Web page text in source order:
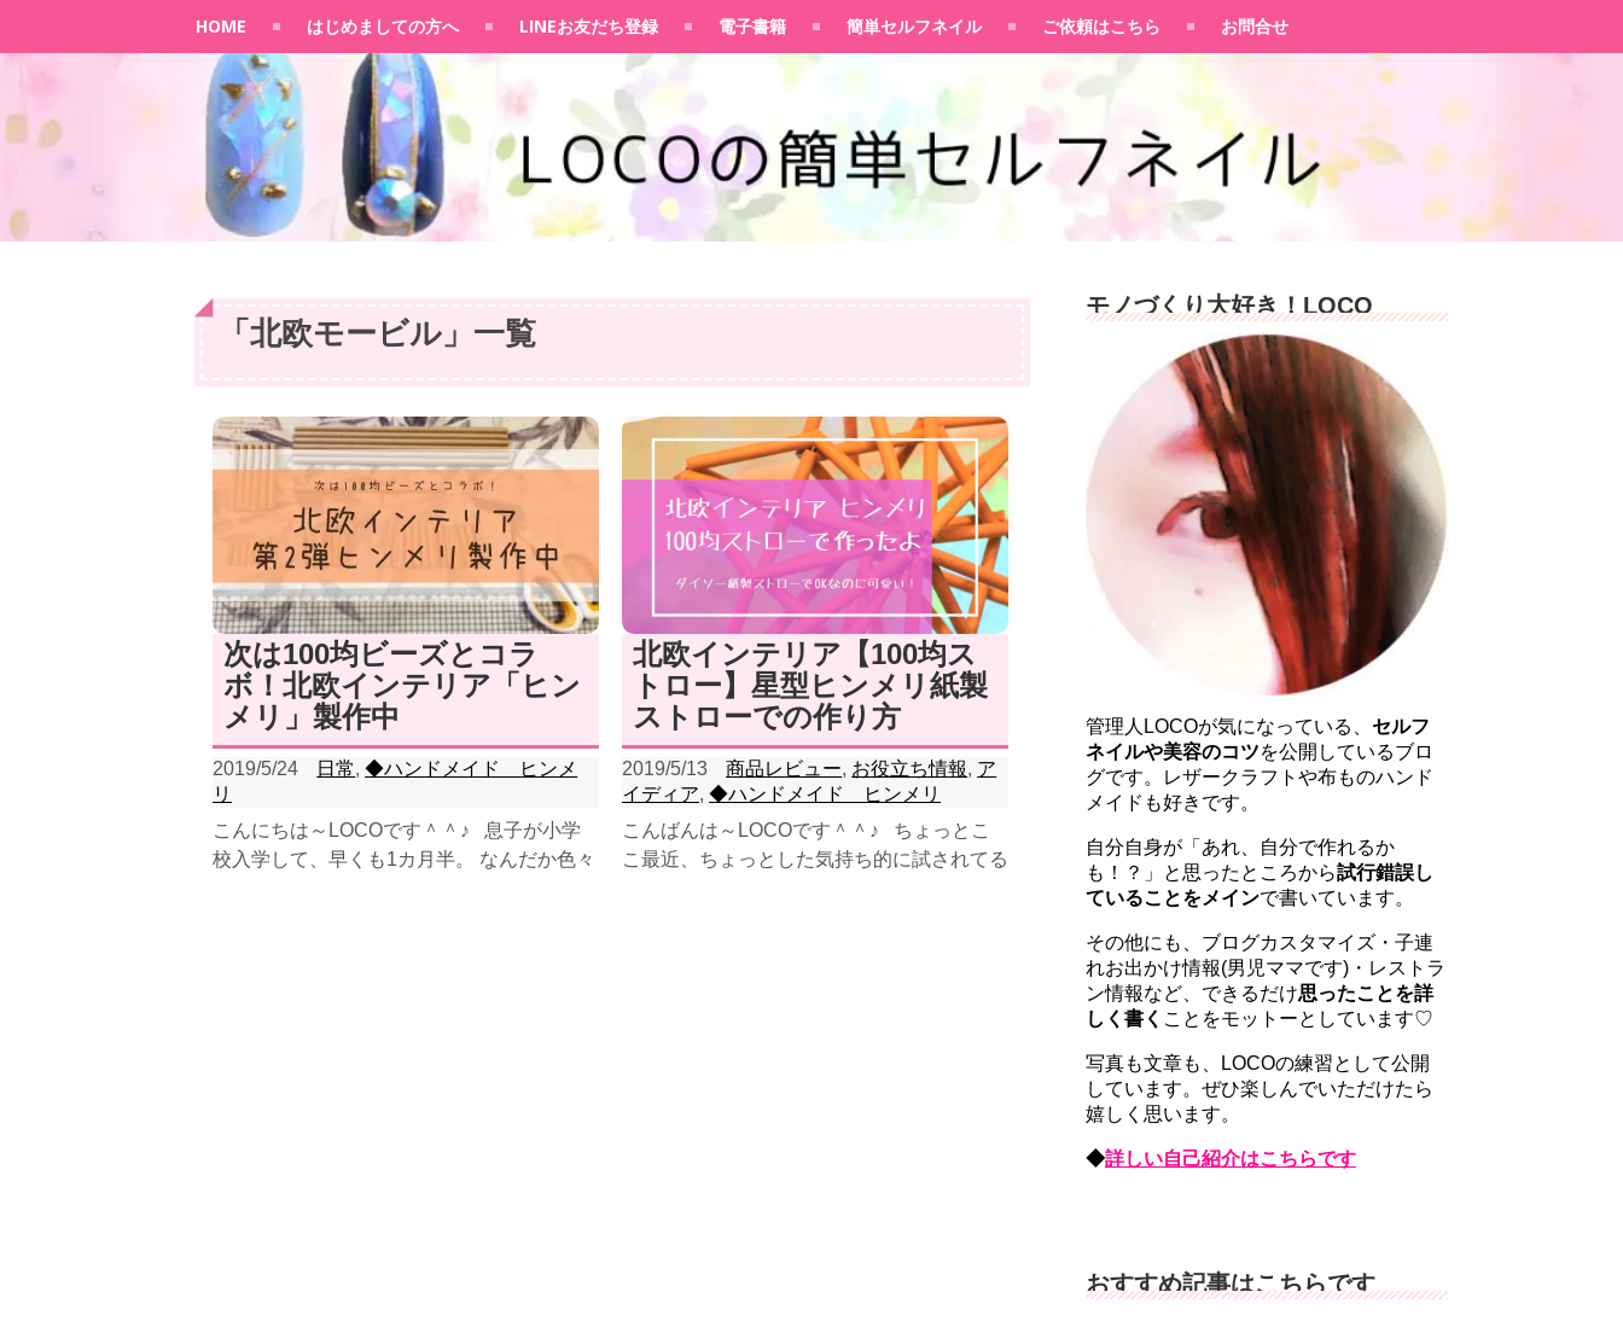
HOME はじめましての方へ LINEお友だち登録 電子書籍 簡単セルフネイル ご依頼はこちら お問合せ
「 北欧モービル 」 一覧
次は100均ビーズとコラ
ボ！北欧インテリア「ヒン
メリ」製作中
2019/5/24 日常,◆ハンドメイド ヒンメ
リ
こんにちは～LOCOです＾＾♪ 息子が小学
校入学して、早くも1カ月半。 なんだか色々
北欧インテリア【100均ス
トロー】星型ヒンメリ紙製
ストローでの作り方
2019/5/13 商品レビュー, お役立ち情報, ア
イディア, ◆ハンドメイド ヒンメリ
こんばんは～LOCOです＾＾♪ ちょっとこ
こ最近、ちょっとした気持ち的に試されてる
モノづくり大好き！LOCO
管理人LOCOが気になっている、 セルフ
ネイルや美容のコツを公開しているブロ
グです。レザークラフトや布ものハンド
メイドも好きです。
自分自身が「あれ、自分で作れるか
も！？」と思ったところから試行錯誤し
ていることをメインで書いています。
その他にも、ブログカスタマイズ・子連
れお出かけ情報(男児ママです)・レストラ
ン情報など、できるだけ思ったことを詳
しく書く ことをモットーとしています♡
写真も文章も、LOCOの練習として公開
しています。ぜひ楽しんでいただけたら
嬉しく思います。
◆詳しい自己紹介はこちらです
おすすめ記事はこちらです